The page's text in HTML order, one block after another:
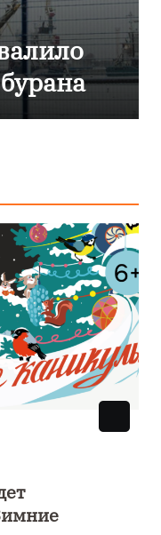
в
из-за